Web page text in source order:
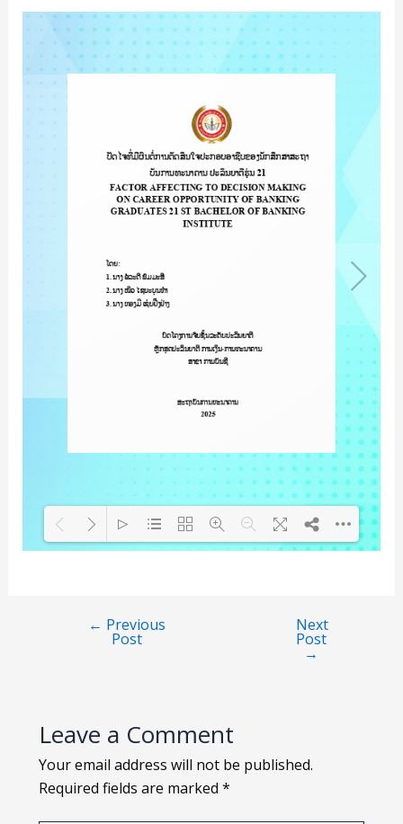
← Previous
Post
Next
Post
→
Leave a Comment
Your email address will not be published.
Required fields are marked *